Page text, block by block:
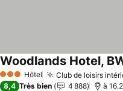
3 ÉtoilesHôtel Club de loisirs
Woodlands Hotel,
8,4 Très bien 4 888 à